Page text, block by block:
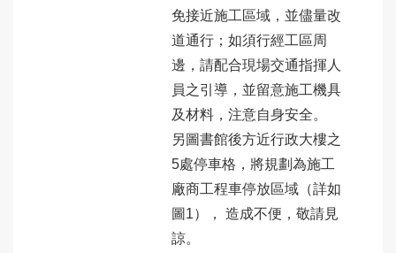
免接近施工區域，並儘量改
道通行；如須行經工區周
邊，請配合現場交通指揮人
員之引導，並留意施工機具
及材料，注意自身安全。
另圖書館後方近行政大樓之
5處停車格，將規劃為施工
廠商工程車停放區域（詳如
圖1）， 造成不便，敬請見
諒。